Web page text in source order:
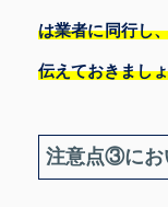
は業者に同行し
伝えておきまし
注意点③にお